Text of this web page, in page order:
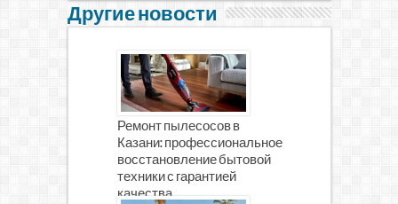
Другие новости
Ремонт пылесосов в
Казани: профессиональное
восстановление бытовой
техники с гарантией
качества